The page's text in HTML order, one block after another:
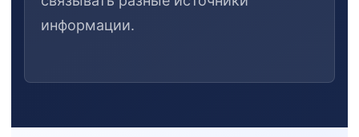
информации.